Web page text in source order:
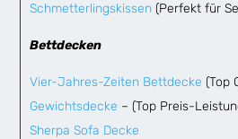
Schmetterlingskissen (Perfekt für
Bettdecken
Vier-Jahres-Zeiten Bettdecke (Top
Gewichtsdecke – (Top Preis-
Sherpa Sofa Decke